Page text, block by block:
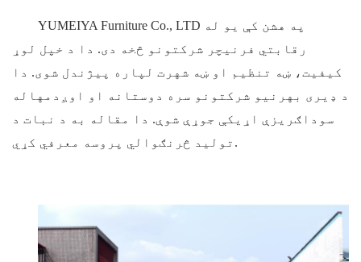
YUMEIYA Furniture Co., LTD په هشن کې یو له
رقابتي فرنیچر شرکتونو څخه دی. دا د خپل لوړ
کیفیت، ښه تنظیم او ښه شهرت لپاره پیژندل شوی. دا
د ډیری بهرنیو شرکتونو سره دوستانه او اوږدمهاله
سوداګریزې اړیکې جوړې شوې. دا مقاله به د نبات د
تولید څرنګوالي پروسه معرفي کړي.